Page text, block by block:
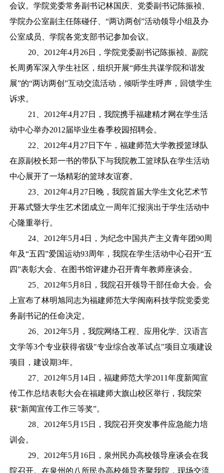
会议。学院党委常务副书记林国庆、党委副书记陈振祯、
学院办公室副主任陈碰仔、“两访两创”活动领导小组及办
公室成员、学院各党支部书记参加会议。
20、2012年4月26日，学院党委副书记陈振祯、副院
长周勇军深入学生社区，组织开展“师生共谋学院和谐发
展”的“两访两创”互动交流活动，倾听学生呼声，回馈学生
诉求。
21、2012年4月27日，我院携手福建精才网在学生活
动中心举办2012届毕业生春季校园招聘会。
22、2012年4月27日下午，福建师范大学教授篮球队
在原副校长郑一书的带队下与我院教工篮球队在学生活动
中心展开了一场精彩的篮球友谊赛。
23、2012年4月27日晚，我院首届大学生文化艺术节
开幕式暨大学生艺术团成立一周年汇报演出于学生活动中
心隆重举行。
24、2012年5月4日，为纪念中国共产主义青年团90周
年及“五四”爱国运动93周年，我院在学生活动中心召开“五
四”表彰大会、在图书馆评建办召开青年教师座谈会。
25、2012年5月8日，我院召开领导干部任命大会。会
上宣布了林明旭同志为福建师范大学闽南科技学院党委党
务副书记的任命决定。
26、2012年5月，我院网络工程、应用化学、汉语言
文学等3个专业获得省级"专业综合改革试点"项目立项建设
项目，建设期3年。
27、2012年5月14日，福建师范大学2011年度新闻宣
传工作总结表彰大会在福建师大旗山校区举行，我院荣
获“新闻宣传工作三等奖”。
28、2012年5月15日，我院召开突发事件应急能力培
训会。
29、2012年5月16日，泉州民办高校领导座谈会在我
院召开。在泉州的八所民办高校领导齐聚我院，现场交流